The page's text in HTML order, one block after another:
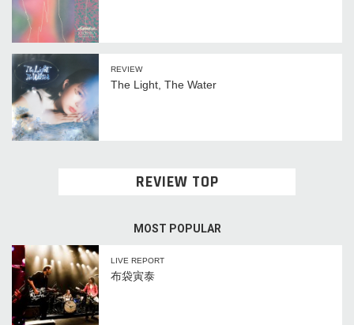
REVIEW
The Light, The Water
REVIEW TOP
MOST POPULAR
LIVE REPORT
布袋寅泰